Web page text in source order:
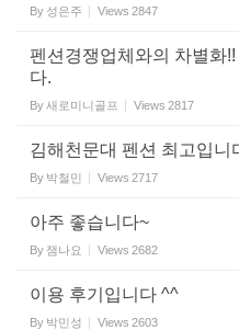
By 성은주 Views 2847
펜션경쟁업체와의 차별화
다.
By새로미니골프 Views 2817
김해천문대 펜션 최고입니
By 박철민 Views 2717
아주 좋습니다~
By 잼나요 Views 2682
이용 후기입니다 ^^
By 박민성 Views 2603